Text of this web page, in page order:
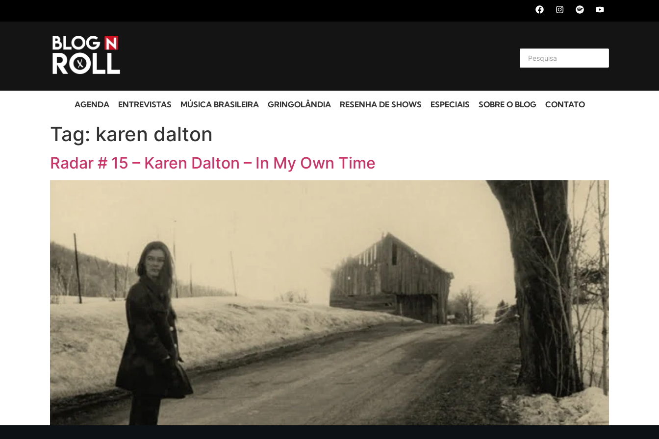
AGENDA ENTREVISTAS MÚSICA BRASILEIRA GRINGOLÂNDIA RESENHA DE SHOWS ESPECIAIS SOBRE O BLOG CONTATO
Tag: karen dalton
Radar # 15 – Karen Dalton – In My Own Time